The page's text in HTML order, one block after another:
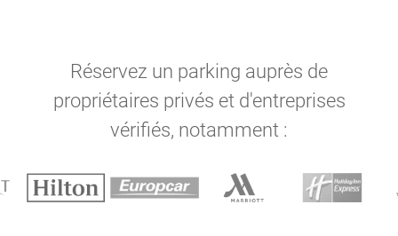
Réservez un parking auprès de
propriétaires privés et d'entreprises
vérifiés, notamment :